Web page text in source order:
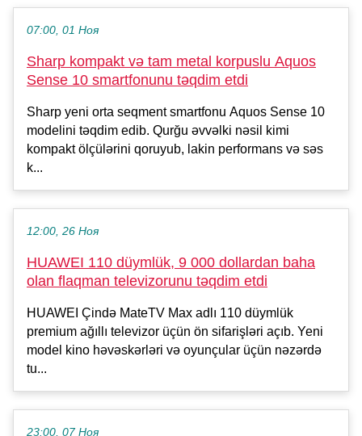
07:00, 01 Ноя
Sharp kompakt və tam metal korpuslu Aquos
Sense 10 smartfonunu təqdim etdi
Sharp yeni orta seqment smartfonu Aquos Sense 10
modelini təqdim edib. Qurğu əvvəlki nəsil kimi
kompakt ölçülərini qoruyub, lakin performans və səs
k...
12:00, 26 Ноя
HUAWEI 110 düymlük, 9 000 dollardan baha
olan flaqman televizorunu təqdim etdi
HUAWEI Çində MateTV Max adlı 110 düymlük
premium ağıllı televizor üçün ön sifarişləri açıb. Yeni
model kino həvəskərləri və oyunçular üçün nəzərdə
tu...
23:00, 07 Ноя